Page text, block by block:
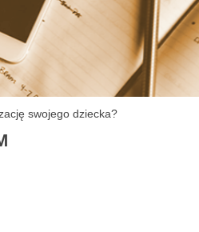
swojego dziecka?